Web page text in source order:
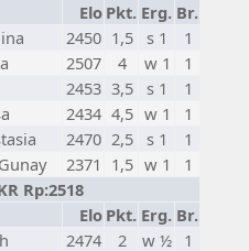
Elo Pkt. Erg. Br.
2450 1,5 s 1
1
2507 4 w 1
1
2453 3,5 s 1
1
2434 4,5 w 1
1
2470 2,5 s 1
1
2371 1,5 w 1
1
Rp:2518
Elo Pkt. Erg. Br.
2474 2 w ½ 1